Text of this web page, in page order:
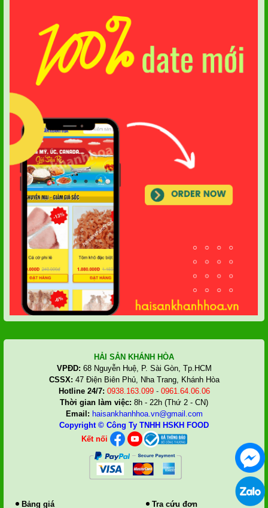
HẢI SẢN KHÁNH HÒA
VPĐD: 68 Nguyễn Huệ, P. Sài Gòn, Tp.HCM
CSSX: 47 Điện Biên Phủ, Nha Trang, Khánh Hòa
Hotline 24/7: 0938.163.099- 0961.64.06.06
Thời gian làm việc: 8h - 22h (Thứ 2 - CN)
Email: haisankhanhhoa.vn@gmail.com
Copyright © Công Ty TNHH HSKH FOOD
Kết nối
Bảng giá Tra cứu đơn